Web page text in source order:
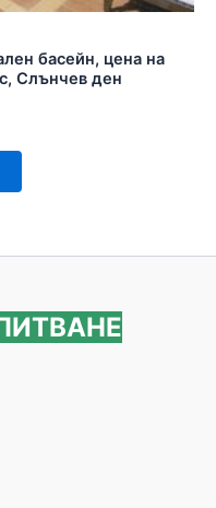
басейн, цена на
Слънчев ден